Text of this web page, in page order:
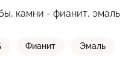
камни - фианит, эмаль
Фианит Эмаль